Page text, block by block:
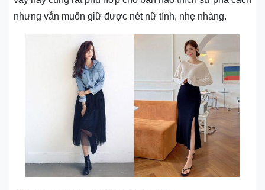
nhưng vẫn muốn giữ được nét nữ tính, nhẹ nhàng.